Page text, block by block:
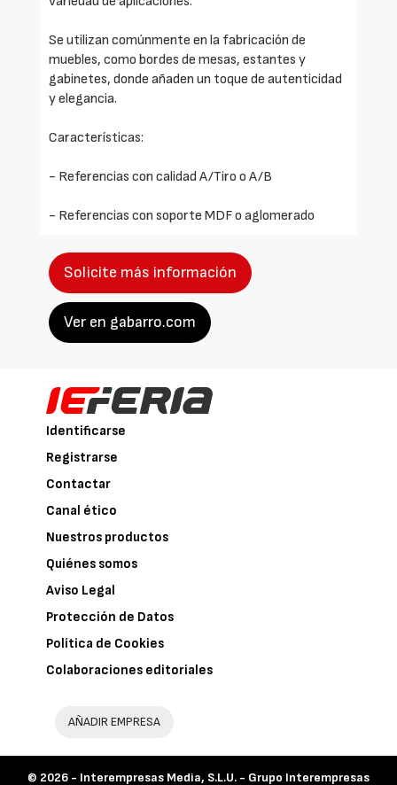
Se utilizan comúnmente en la fabricación de
muebles, como bordes de mesas, estantes y
gabinetes, donde añaden un toque de autenticidad
y elegancia.
Características:
- Referencias con calidad A/Tiro o A/B
- Referencias con soporte MDF o aglomerado
Solicite más información
Ver en gabarro.com
Identificarse
Registrarse
Contactar
Canal ético
Nuestros productos
Quiénes somos
Aviso Legal
Protección de Datos
Política de Cookies
Colaboraciones editoriales
AÑADIR EMPRESA
© 2026 - Interempresas Media, S.L.U. - Grupo Interempresas